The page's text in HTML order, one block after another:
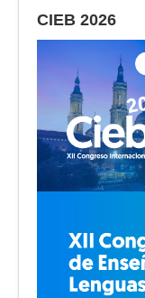
CIEB 2026